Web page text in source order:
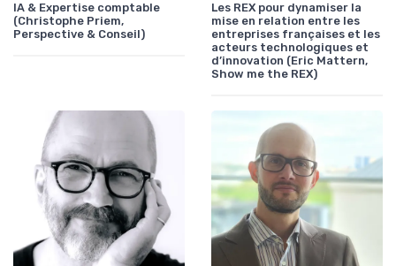
IA & Expertise comptable
(Christophe Priem,
Perspective & Conseil)
Les REX pour dynamiser la
mise en relation entre les
entreprises françaises et les
acteurs technologiques et
d’innovation (Eric Mattern,
Show me the REX)